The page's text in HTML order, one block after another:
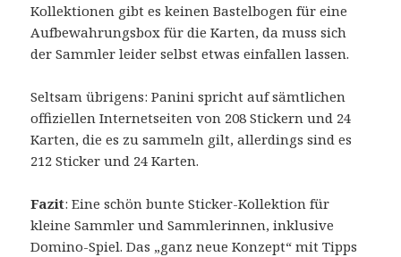
Kollektionen gibt es keinen Bastelbogen für eine
Aufbewahrungsbox für die Karten, da muss sich
der Sammler leider selbst etwas einfallen lassen.
Seltsam übrigens: Panini spricht auf sämtlichen
offiziellen Internetseiten von 208 Stickern und 24
Karten, die es zu sammeln gilt, allerdings sind es
212 Sticker und 24 Karten.
Fazit: Eine schön bunte Sticker-Kollektion für
kleine Sammler und Sammlerinnen, inklusive
Domino-Spiel. Das „ganz neue Konzept“ mit Tipps